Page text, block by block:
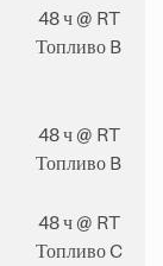
48 ч @ RT
Топливо B
48 ч @ RT
Топливо B
48 ч @ RT
Топливо C